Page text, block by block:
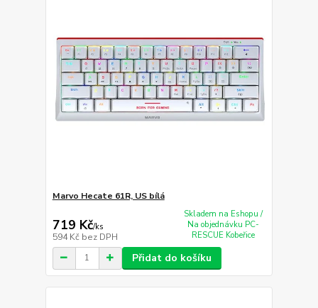
Marvo Hecate 61R, US bílá
719 Kč/ks
594 Kč bez DPH
Skladem na Eshopu /
Na objednávku PC-
RESCUE Kobeřice
Přidat do košíku